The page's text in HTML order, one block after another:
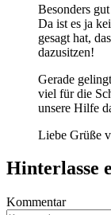
Besonders
Da ist es ja
gesagt hat,
dazusitzen!
Gerade
viel für die
unsere Hilfe
Liebe Grüße
Hinterlasse
Kommentar